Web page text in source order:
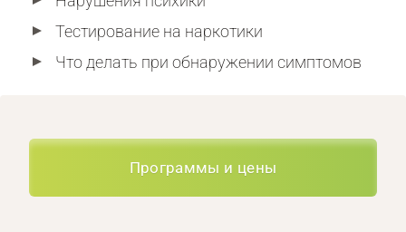
Тестирование на наркотики
Что делать при обнаружении симптомов
Программы и цены